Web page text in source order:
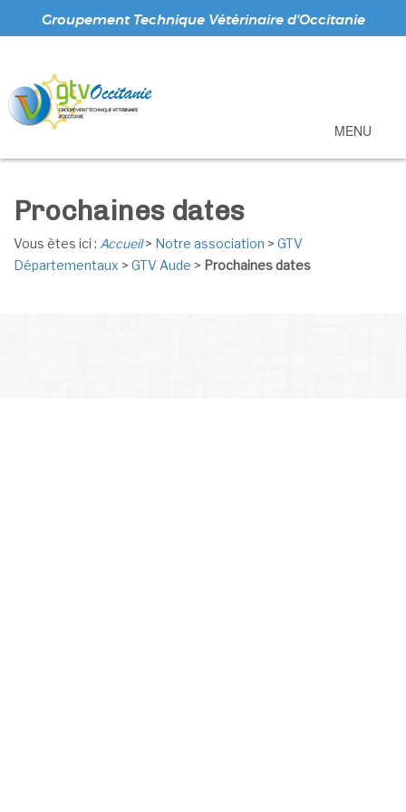
Groupement Technique Vétérinaire d'Occitanie
MENU
Prochaines dates
Vous ètes ici : Accueil> Notre association > GTV
Départementaux > GTV Aude > Prochaines dates